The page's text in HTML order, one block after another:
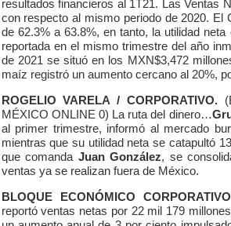
resultados financieros al 1T21. Las Ventas
con respecto al mismo periodo de 2020.
de 62.3% a 63.8%, en tanto, la utilidad
reportada en el mismo trimestre del año
de 2021 se situó en los MXN$3,472
maíz registró un aumento cercano al 20%,
ROGELIO VARELA / CORPORATIVO.
MÉXICO ONLINE 0) La ruta del dinero…
al primer trimestre, informó al mercado
mientras que su utilidad neta se catapultó
que comanda Juan González, se
ventas ya se realizan fuera de México.
BLOQUE ECONÓMICO CORPORATIVO
reportó ventas netas por 22 mil 179